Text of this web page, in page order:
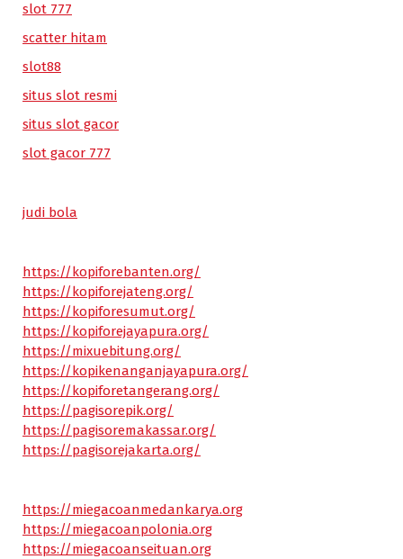
slot 777
scatter hitam
slot88
situs slot resmi
situs slot gacor
slot gacor 777
judi bola
https://kopiforebanten.org/
https://kopiforejateng.org/
https://kopiforesumut.org/
https://kopiforejayapura.org/
https://mixuebitung.org/
https://kopikenanganjayapura.org/
https://kopiforetangerang.org/
https://pagisorepik.org/
https://pagisoremakassar.org/
https://pagisorejakarta.org/
https://miegacoanmedankarya.org
https://miegacoanpolonia.org
https://miegacoanseituan.org